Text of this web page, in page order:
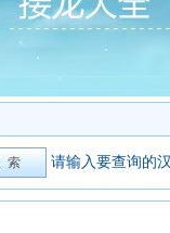
请输入要查询的